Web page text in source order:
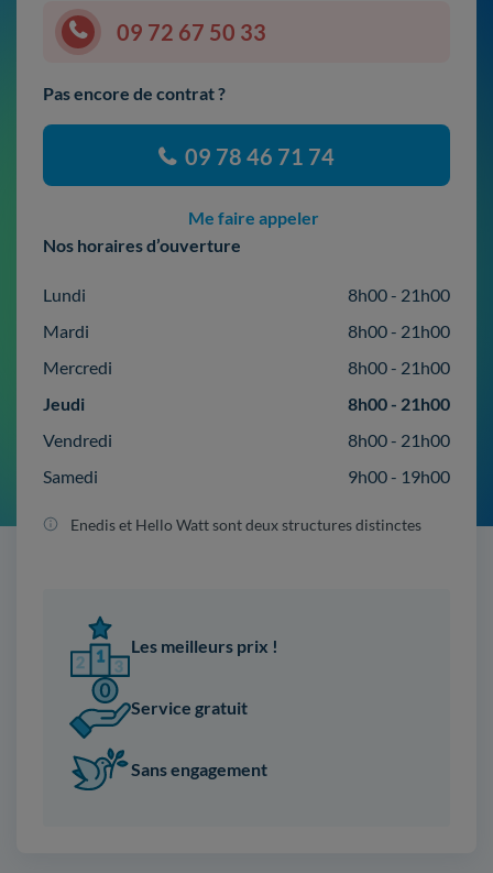
09 72 67 50 33
Pas encore de contrat ?
09 78 46 71 74
Me faire appeler
Nos horaires d’ouverture
Lundi
8h00 - 21h00
Mardi
8h00 - 21h00
Mercredi
8h00 - 21h00
Jeudi
8h00 - 21h00
Vendredi
8h00 - 21h00
Samedi
9h00 - 19h00
Enedis et Hello Watt sont deux structures distinctes
Les meilleurs prix !
Service gratuit
Sans engagement